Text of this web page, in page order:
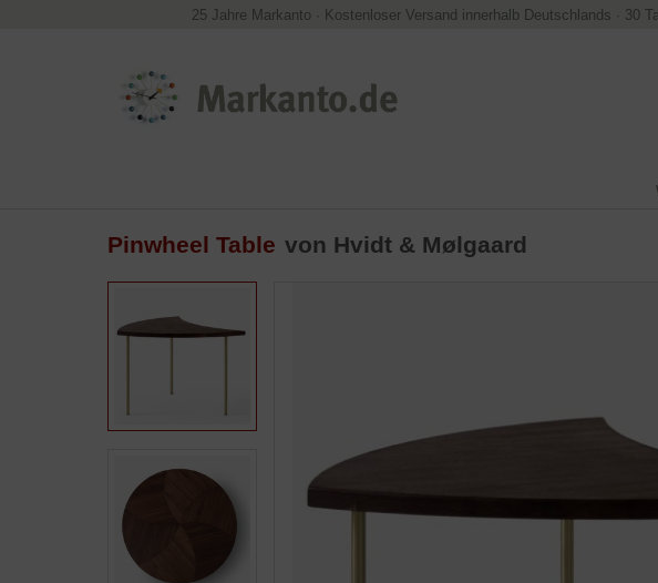
25 Jahre Markanto · Kostenloser Versand innerhalb Deutschlands · 30
Pinwheel Table von Hvidt & Mølgaard